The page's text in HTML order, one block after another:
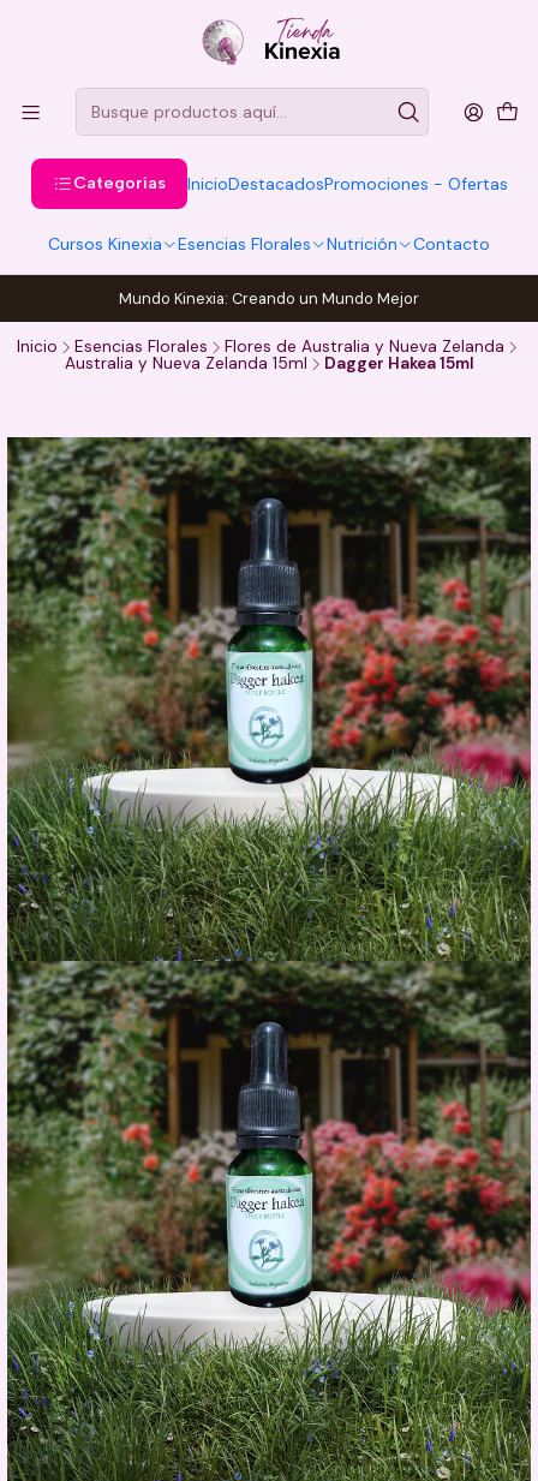
Categorías InicioDestacadosPromociones - Ofertas
Cursos Kinexia Esencias Florales Nutrición Contacto
Mundo Kinexia: Creando un Mundo Mejor
Inicio Esencias Florales
Flores de Australia y Nueva Zelanda
Australia y Nueva Zelanda 15ml
Dagger Hakea 15ml